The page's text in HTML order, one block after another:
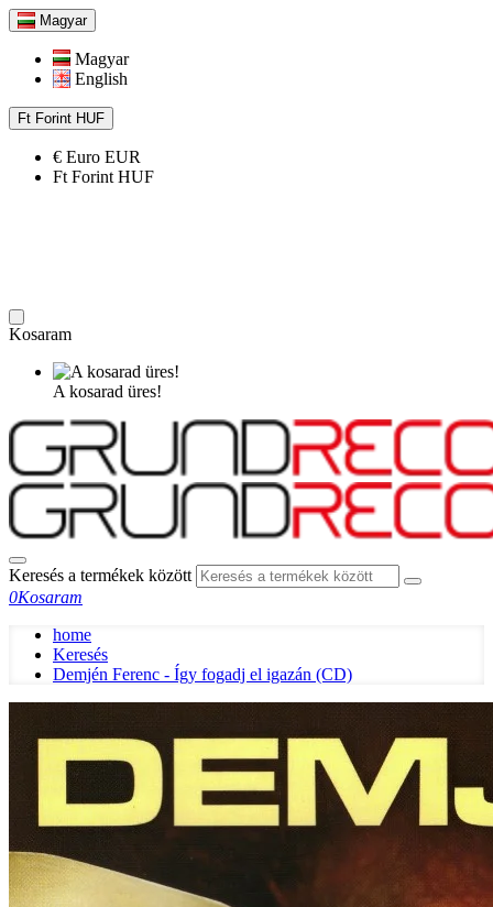
Magyar
Magyar
English
Ft Forint HUF
€ Euro EUR
Ft Forint HUF
Kosaram
A kosarad üres!
Keresés a termékek között
0Kosaram
home
Keresés
Demjén Ferenc - Így fogadj el igazán (CD)